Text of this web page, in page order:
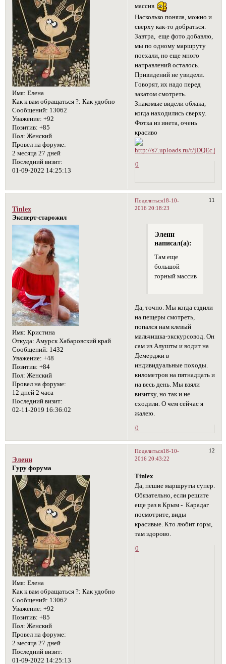
Имя: Елена
Как к вам обращаться ?: Как удобно
Сообщений: 13062
Уважение: +92
Позитив: +85
Пол: Женский
Провел на форуме:
2 месяца 27 дней
Последний визит:
01-09-2022 14:25:13
массив
Насколько поняла, можно и
сверху как-то добраться.
Завтра, еще фото добавлю,
мы по одному маршруту
поехали, но еще много
направлений осталось.
Привидений не увидели.
Говорят, их надо перед
закатом смотреть.
Знакомые видели облака,
когда находились сверху.
Фотка из инета, очень
красиво
0
Поделиться 11
18-10-
2016 20:18:23
Tinlex
Эксперт-старожил
Имя: Кристина
Откуда: Амурск Хабаровский край
Сообщений: 1432
Уважение: +48
Позитив: +84
Пол: Женский
Провел на форуме:
12 дней 2 часа
Последний визит:
02-11-2019 16:36:02
Эленн
написал(а):
Там еще
большой
горный массив
Да, точно. Мы когда ездили
на пещеры смотреть,
попался нам клевый
мальчишка-экскурсовод. Он
сам из Алушты и водит на
Демерджи в
индивидуальные походы.
километров на пятнадцать и
на весь день. Мы взяли
визитку, но так и не
сходили. О чем сейчас я
жалею.
0
Поделиться 12
18-10-
2016 20:43:22
Эленн
Гуру форума
Имя: Елена
Как к вам обращаться ?: Как удобно
Сообщений: 13062
Уважение: +92
Позитив: +85
Пол: Женский
Провел на форуме:
2 месяца 27 дней
Последний визит:
01-09-2022 14:25:13
Tinlex
Да, пешие маршруты супер.
Обязательно, если решите
еще раз в Крым - Карадаг
посмотрите, виды
красивые. Кто любит горы,
там здорово.
0